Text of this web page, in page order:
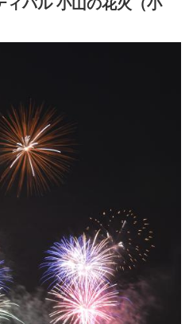
バル 小山の花火（小